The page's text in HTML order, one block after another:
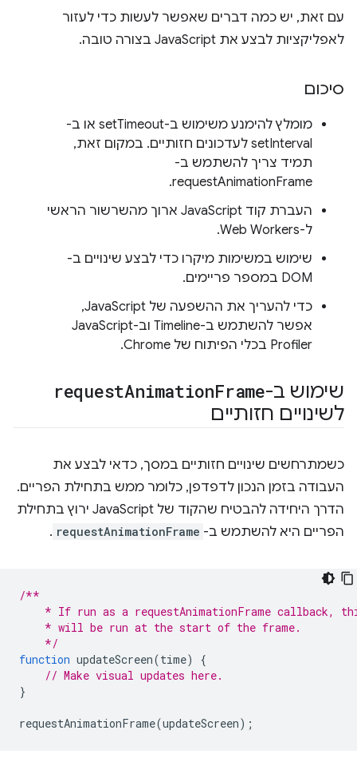
עם זאת, יש כמה דברים שאפשר לעשות כדי לעזור
לאפליקציות לבצע את JavaScript בצורה טובה.
סיכום
מומלץ להימנע משימוש ב-setTimeout או ב-
setInterval לעדכונים חזותיים. במקום זאת,
תמיד צריך להשתמש ב-
requestAnimationFrame.
העברת קוד JavaScript ארוך מהשרשור הראשי
ל-Web Workers.
שימוש במשימות מיקרו כדי לבצע שינויים ב-
DOM במספר פריימים.
כדי להעריך את ההשפעה של JavaScript,
אפשר להשתמש ב-Timeline וב-JavaScript
Profiler בכלי הפיתוח של Chrome.
שימוש ב- requestAnimationFrame
לשינויים חזותיים
כשמתרחשים שינויים חזותיים במסך, כדאי לבצע את
העבודה בזמן הנכון לדפדפן, כלומר ממש בתחילת הפריים.
הדרך היחידה להבטיח שהקוד של JavaScript ירוץ בתחילת
הפריים היא להשתמש ב- requestAnimationFrame
.
/**
* If run as a requestAnimationFrame callback,
    * will be run at the start of the frame.
    */
function updateScreen(time)
{
// Make visual updates here.
}
requestAnimationFrame(updateScreen);